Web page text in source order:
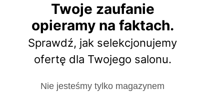
Twoje zaufanie
opieramy na faktach.
Sprawdź, jak selekcjonujemy
ofertę dla Twojego salonu.
Nie jesteśmy tylko magazynem